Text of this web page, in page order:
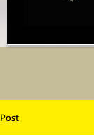
Post